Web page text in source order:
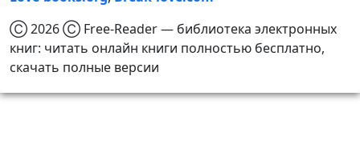
Ⓒ 2026 Ⓒ Free-Reader — библиотека электронных
книг: читать онлайн книги полностью бесплатно,
скачать полные версии